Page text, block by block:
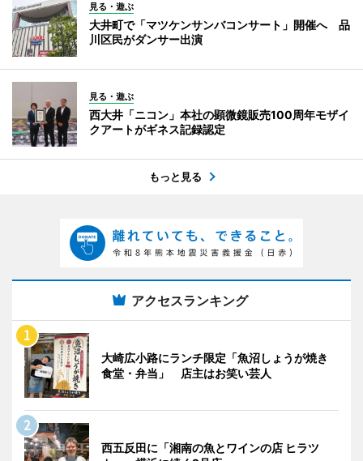
見る・遊ぶ
大井町で「マツケンサンバコンサート」開催へ 品
川区民がダンサー出演
見る・遊ぶ
西大井「ニコン」本社の顕微鏡販売100周年モザイ
クアートがギネス記録認定
もっと見る
アクセスランキング
大崎広小路にランチ限定「魚沼しょうが焼き
食堂・弁当」 店主はお笑い芸人
西五反田に「湘南の魚とワインの店 ヒラツ